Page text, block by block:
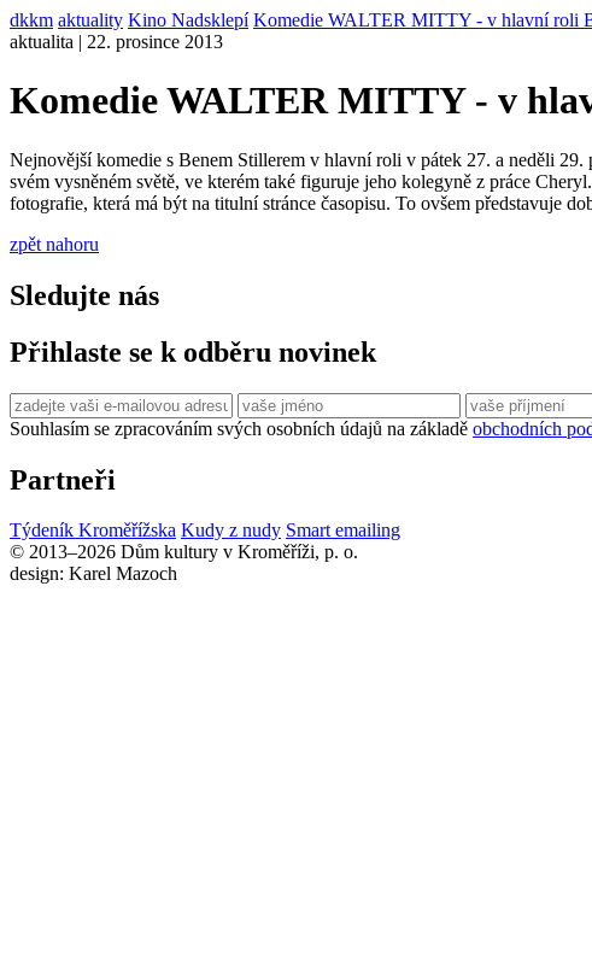
dkkm aktuality Kino Nadsklepí Komedie WALTER MITTY - v hlavní roli
aktualita | 22. prosince 2013
Komedie WALTER MITTY - v
Nejnovější komedie s Benem Stillerem v hlavní roli v pátek 27. a neděli
svém vysněném světě, ve kterém také figuruje jeho kolegyně z práce
fotografie, která má být na titulní stránce časopisu. To ovšem představuje
zpět nahoru
Sledujte nás
Přihlaste se k odběru novinek
Souhlasím se zpracováním svých osobních údajů na základě obchodních
Partneři
Týdeník Kroměřížska Kudy z nudy Smart emailing
© 2013–2026 Dům kultury v Kroměříži, p. o.
design: Karel Mazoch